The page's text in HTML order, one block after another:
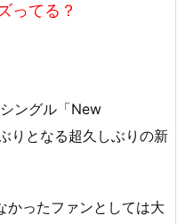
ってる？
ングル「New
りとなる超久しぶりの新
かったファンとしては大